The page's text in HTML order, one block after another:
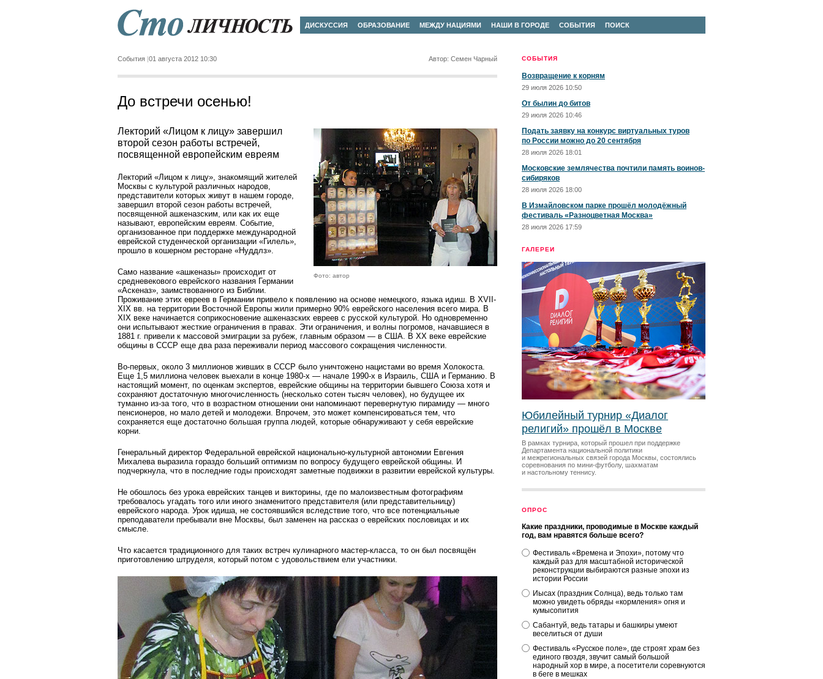
ДИСКУССИЯ ОБРАЗОВАНИЕ МЕЖДУ НАЦИЯМИ НАШИ В ГОРОДЕ СОБЫТИЯ ПОИСК
СОБЫТИЯ
Возвращение к корням
29 июля 2026 10:50
От былин до битов
29 июля 2026 10:46
Подать заявку на конкурс виртуальных туров
по России можно до 20 сентября
28 июля 2026 18:01
Московские землячества почтили память воинов-
сибиряков
28 июля 2026 18:00
В Измайловском парке прошёл молодёжный
фестиваль «Разноцветная Москва»
28 июля 2026 17:59
ГАЛЕРЕИ
Юбилейный турнир «Диалог
религий» прошёл в Москве
В рамках турнира, который прошел при поддержке
Департамента национальной политики
и межрегиональных связей города Москвы, состоялись
соревнования по мини-футболу, шахматам
и настольному теннису.
ОПРОС
Какие праздники, проводимые в Москве каждый
год, вам нравятся больше всего?
Фестиваль «Времена и Эпохи», потому что
каждый раз для масштабной исторической
реконструкции выбираются разные эпохи из
истории России
Иысах (праздник Солнца), ведь только там
можно увидеть обряды «кормления» огня и
кумысопития
Сабантуй, ведь татары и башкиры умеют
веселиться от души
Фестиваль «Русское поле», где строят храм без
единого гвоздя, звучит самый большой
народный хор в мире, а посетители соревнуются
в беге в мешках
События 01 августа 2012 10:30 Автор: Семен Чарный
До встречи осенью!
Фото: автор
Лекторий «Лицом к лицу» завершил
второй сезон работы встречей,
посвященной европейским евреям
Лекторий «Лицом к лицу», знакомящий жителей
Москвы с культурой различных народов,
представители которых живут в нашем городе,
завершил второй сезон работы встречей,
посвященной ашкеназским, или как их еще
называют, европейским евреям. Событие,
организованное при поддержке международной
еврейской студенческой организации «Гилель»,
прошло в кошерном ресторане «Нуддлз».
Само название «ашкеназы» происходит от
средневекового еврейского названия Германии
«Аскеназ», заимствованного из Библии.
Проживание этих евреев в Германии привело к появлению на основе немецкого, языка идиш. В XVII-
XIX вв. на территории Восточной Европы жили примерно 90% еврейского населения всего мира. В
XIX веке начинается соприкосновение ашкеназских евреев с русской культурой. Но одновременно
они испытывают жесткие ограничения в правах. Эти ограничения, и волны погромов, начавшиеся в
1881 г. привели к массовой эмиграции за рубеж, главным образом — в США. В XX веке еврейские
общины в СССР еще два раза переживали период массового сокращения численности.
Во-первых, около 3 миллионов живших в СССР было уничтожено нацистами во время Холокоста.
Еще 1,5 миллиона человек выехали в конце 1980-х — начале 1990-х в Израиль, США и Германию. В
настоящий момент, по оценкам экспертов, еврейские общины на территории бывшего Союза хотя и
сохраняют достаточную многочисленность (несколько сотен тысяч человек), но будущее их
туманно из-за того, что в возрастном отношении они напоминают перевернутую пирамиду — много
пенсионеров, но мало детей и молодежи. Впрочем, это может компенсироваться тем, что
сохраняется еще достаточно большая группа людей, которые обнаруживают у себя еврейские
корни.
Генеральный директор Федеральной еврейской национально-культурной автономии Евгения
Михалева выразила гораздо больший оптимизм по вопросу будущего еврейской общины. И
подчеркнула, что в последние годы происходят заметные подвижки в развитии еврейской культуры.
Не обошлось без урока еврейских танцев и викторины, где по малоизвестным фотографиям
требовалось угадать того или иного знаменитого представителя (или представительницу)
еврейского народа. Урок идиша, не состоявшийся вследствие того, что все потенциальные
преподаватели пребывали вне Москвы, был заменен на рассказ о еврейских пословицах и их
смысле.
Что касается традиционного для таких встреч кулинарного мастер-класса, то он был посвящён
приготовлению штруделя, который потом с удовольствием ели участники.